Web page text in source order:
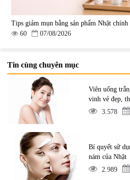
Tips giảm mụn bằng sản phẩm Nhật chính
60
07/08/2026
Tin cùng chuyên mục
Viên uống
vinh vẻ đẹp,
3.578
Bí quyết sử
nám của Nhật
2.989